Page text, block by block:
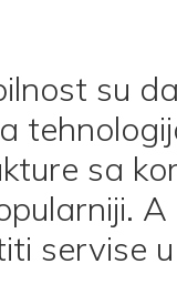
su
sa
A
servise